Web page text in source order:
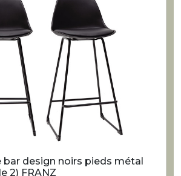
design noirs pieds métal
2) FRANZ